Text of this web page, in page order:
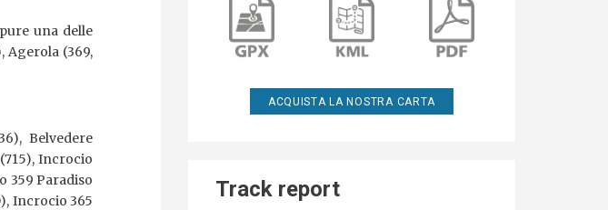
ACQUISTA LA NOSTRA CARTA
Track report
una delle
Agerola (369,
Belvedere
Incrocio
359 Paradiso
Incrocio 365